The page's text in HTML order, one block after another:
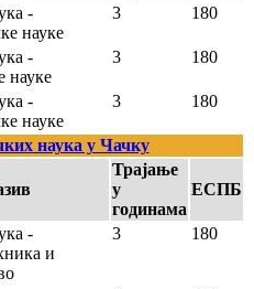
-
науке
3 180
-
науке
3 180
-
науке
3 180
наука у Чачку
Трајање
у
годинама
ЕСПБ
-
и
3 180